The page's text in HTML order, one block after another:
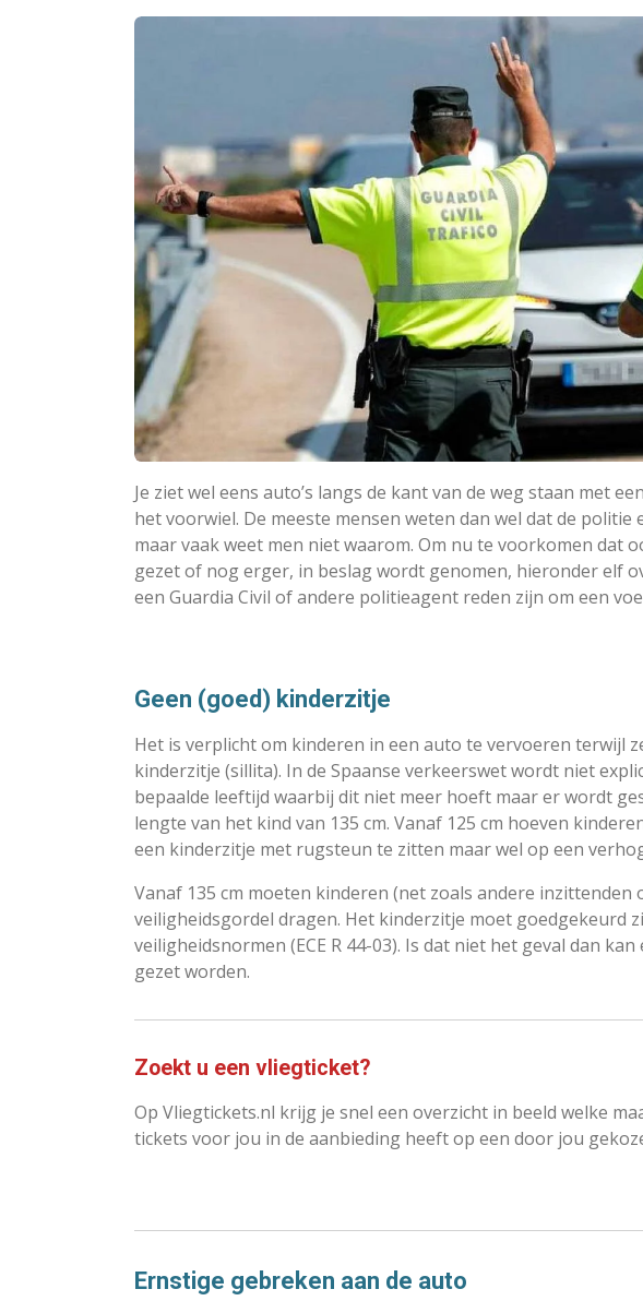
Je ziet wel eens auto’s langs de kant van de weg staan met
het voorwiel. De meeste mensen weten dan wel dat de
maar vaak weet men niet waarom. Om nu te voorkomen dat
gezet of nog erger, in beslag wordt genomen, hieronder elf
een Guardia Civil of andere politieagent reden zijn om een
Geen (goed) kinderzitje
Het is verplicht om kinderen in een auto te vervoeren terwijl
kinderzitje (sillita). In de Spaanse verkeerswet wordt niet
bepaalde leeftijd waarbij dit niet meer hoeft maar er wordt
lengte van het kind van 135 cm. Vanaf 125 cm hoeven
een kinderzitje met rugsteun te zitten maar wel op een
Vanaf 135 cm moeten kinderen (net zoals andere inzittenden
veiligheidsgordel dragen. Het kinderzitje moet goedgekeurd
veiligheidsnormen (ECE R 44-03). Is dat niet het geval dan
gezet worden.
Zoekt u een vliegticket?
Op Vliegtickets.nl krijg je snel een overzicht in beeld welke
tickets voor jou in de aanbieding heeft op een door jou
Ernstige gebreken aan de auto